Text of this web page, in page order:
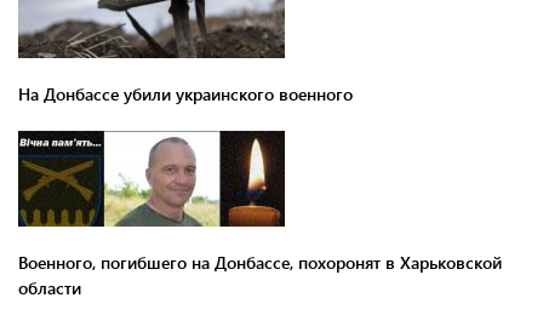
На Донбассе убили украинского военного
Военного, погибшего на Донбассе, похоронят в Харьковской
области